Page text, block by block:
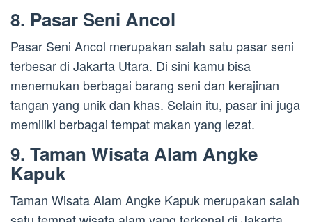
8. Pasar Seni Ancol
Pasar Seni Ancol merupakan salah satu pasar seni
terbesar di Jakarta Utara. Di sini kamu bisa
menemukan berbagai barang seni dan kerajinan
tangan yang unik dan khas. Selain itu, pasar ini juga
memiliki berbagai tempat makan yang lezat.
9. Taman Wisata Alam Angke
Kapuk
Taman Wisata Alam Angke Kapuk merupakan salah